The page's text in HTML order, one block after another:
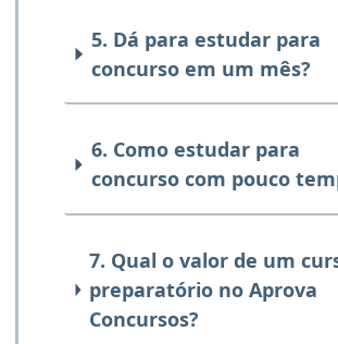
5. Dá para estudar para
concurso em um mês?
6. Como estudar para
concurso com pouco
7. Qual o valor de um
preparatório no Aprova
Concursos?